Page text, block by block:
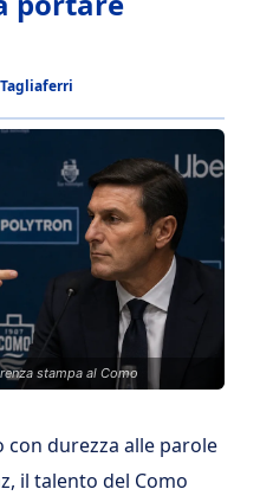
stampa al Como
con durezza alle parole
il talento del Como